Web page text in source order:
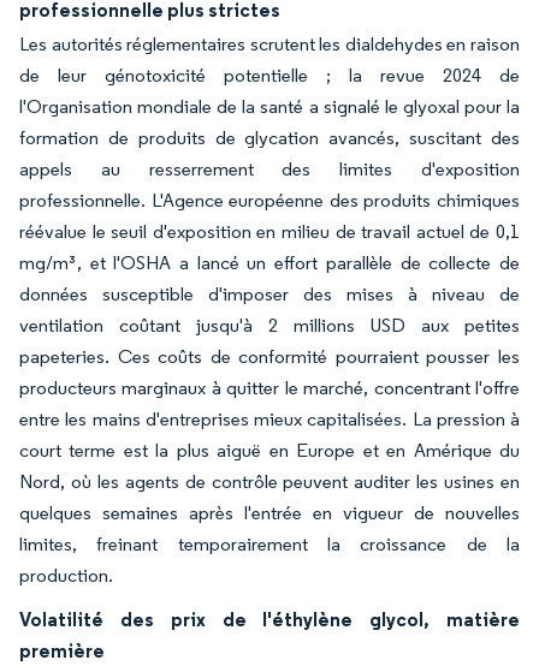
professionnelle plus strictes
Les autorités réglementaires scrutent les dialdehydes en raison
de leur génotoxicité potentielle ; la revue 2024 de
l'Organisation mondiale de la santé a signalé le glyoxal pour la
formation de produits de glycation avancés, suscitant des
appels au resserrement des limites d'exposition
professionnelle. L'Agence européenne des produits chimiques
réévalue le seuil d'exposition en milieu de travail actuel de 0,1
mg/m³, et l'OSHA a lancé un effort parallèle de collecte de
données susceptible d'imposer des mises à niveau de
ventilation coûtant jusqu'à 2 millions USD aux petites
papeteries. Ces coûts de conformité pourraient pousser les
producteurs marginaux à quitter le marché, concentrant l'offre
entre les mains d'entreprises mieux capitalisées. La pression à
court terme est la plus aiguë en Europe et en Amérique du
Nord, où les agents de contrôle peuvent auditer les usines en
quelques semaines après l'entrée en vigueur de nouvelles
limites, freinant temporairement la croissance de la
production.
Volatilité des prix de l'éthylène glycol, matière
première